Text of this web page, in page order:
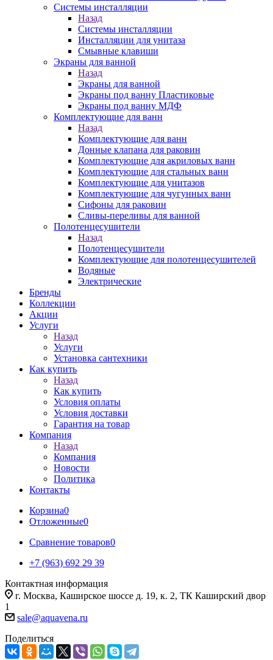
Системы инсталляции
Назад
Системы инсталляции
Инсталляции для унитаза
Смывные клавиши
Экраны для ванной
Назад
Экраны для ванной
Экраны под ванну Пластиковые
Экраны под ванну МДФ
Комплектующие для ванн
Назад
Комплектующие для ванн
Донные клапана для раковин
Комплектующие для акриловых ванн
Комплектующие для стальных ванн
Комплектующие для унитазов
Комплектующие для чугунных ванн
Сифоны для раковин
Сливы-переливы для ванной
Полотенцесушители
Назад
Полотенцесушители
Комплектующие для полотенцесушителей
Водяные
Электрические
Бренды
Коллекции
Акции
Услуги
Назад
Услуги
Установка сантехники
Как купить
Назад
Как купить
Условия оплаты
Условия доставки
Гарантия на товар
Компания
Назад
Компания
Новости
Политика
Контакты
Корзина0
Отложенные0
Сравнение товаров0
+7 (963) 692 29 39
Контактная информация
г. Москва, Каширское шоссе д. 19, к. 2, ТК Каширский двор
1
sale@aquavena.ru
Поделиться